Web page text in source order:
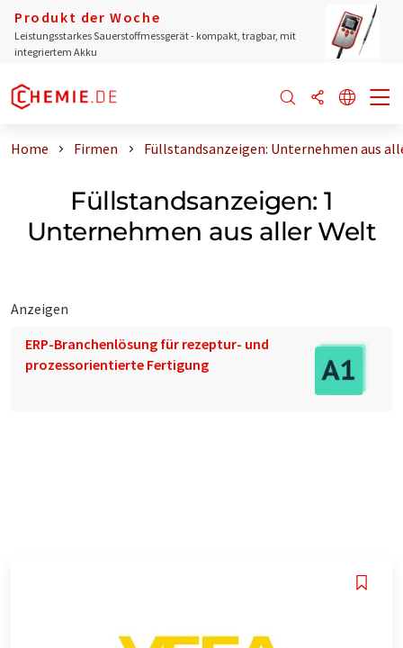
Produkt der Woche
Leistungsstarkes Sauerstoffmessgerät - kompakt, tragbar, mit
integriertem Akku
Home Firmen Füllstandsanzeigen: Unternehmen aus
Füllstandsanzeigen: 1
Unternehmen aus aller Welt
Anzeigen
ERP-Branchenlösung für rezeptur- und
prozessorientierte Fertigung